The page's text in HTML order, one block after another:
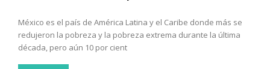
México es el país de América Latina y el Caribe donde más se
redujeron la pobreza y la pobreza extrema durante la última
década, pero aún 10 por cient